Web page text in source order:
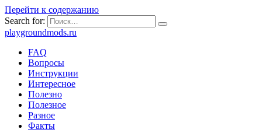
Перейти к содержанию
Search for:
playgroundmods.ru
FAQ
Вопросы
Инструкции
Интересное
Полезно
Полезное
Разное
Факты